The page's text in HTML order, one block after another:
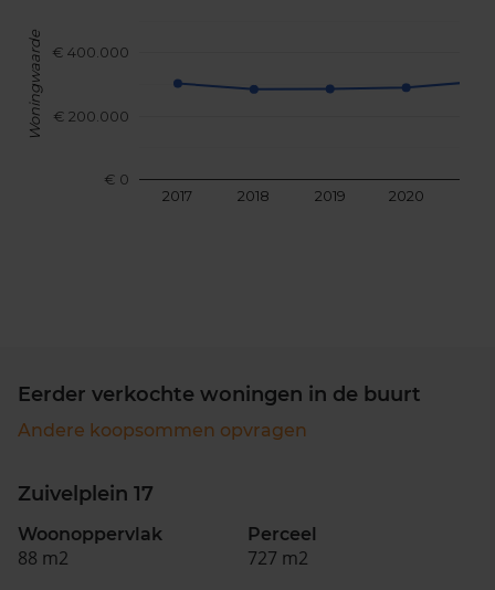
2017 2018 2019 2020
€ 0
€ 200.000
€ 400.000
Woningwaarde
Eerder verkochte woningen in de buurt
Andere koopsommen opvragen
Zuivelplein 17
Woonoppervlak
88 m2
Perceel
727 m2